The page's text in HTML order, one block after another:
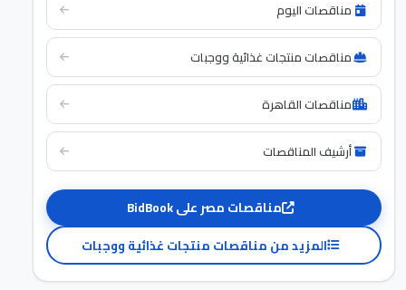
مناقصات اليوم
مناقصات منتجات غذائية ووجبات
مناقصات القاهرة
أرشيف المناقصات
مناقصات مصر على BidBook
المزيد من مناقصات منتجات غذائية ووجبات